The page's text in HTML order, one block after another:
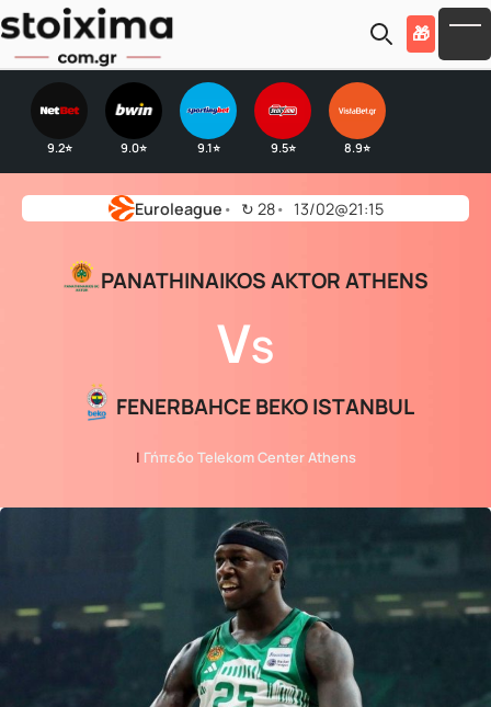
Skip to main content
🎁
9.2⭐ 9.0⭐ 9.1⭐ 9.5⭐ 8.9⭐
Euroleague ↻ 28 13/02@21:15
PANATHINAIKOS AKTOR ATHENS
VS
FENERBAHCE BEKO ISTANBUL
| Γήπεδο Telekom Center Athens